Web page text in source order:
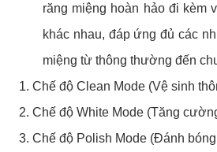
răng miệng hoàn hảo đi kèm
khác nhau, đáp ứng đủ các
miệng từ thông thường đến
1. Chế độ Clean Mode (Vệ sinh
2. Chế độ White Mode (Tăng
3. Chế độ Polish Mode (Đánh